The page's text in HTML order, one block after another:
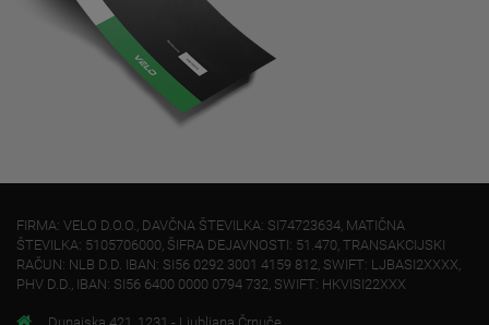
FIRMA: VELO D.O.O., DAVČNA ŠTEVILKA: SI74723634, MATIČNA
ŠTEVILKA: 5105706000, ŠIFRA DEJAVNOSTI: 51.470, TRANSAKCIJSKI
RAČUN: NLB D.D. IBAN: SI56 0292 3001 4159 812, SWIFT: LJBASI2XXXX,
PHV D.D., IBAN: SI56 6400 0000 0794 732, SWIFT: HKVISI22XXX